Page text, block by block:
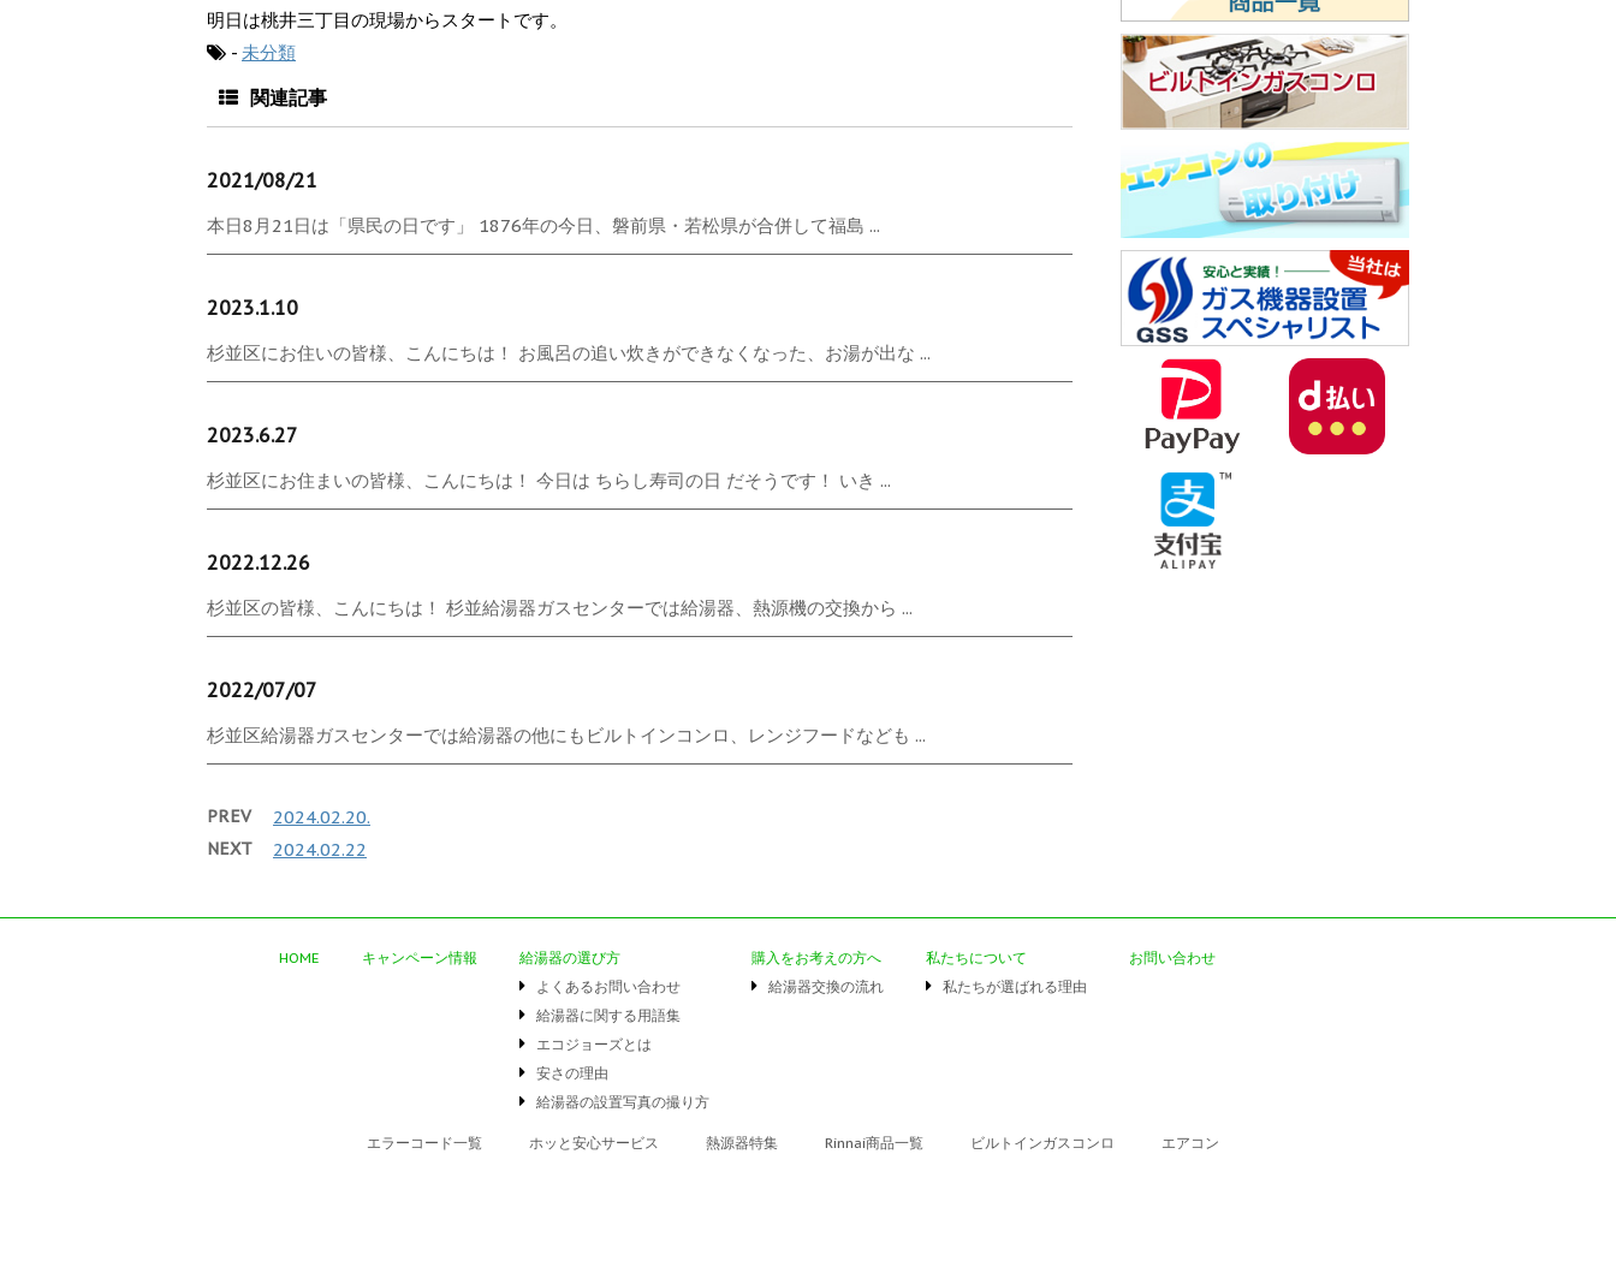
明日は桃井三丁目の現場からスタートです。
- 未分類
関連記事
2021/08/21
本日8月21日は「県民の日です」 1876年の今日、磐前県・若松県が合併して福島 ...
2023.1.10
杉並区にお住いの皆様、こんにちは！ お風呂の追い炊きができなくなった、お湯が出な ...
2023.6.27
杉並区にお住まいの皆様、こんにちは！ 今日は ちらし寿司の日 だそうです！ いき ...
2022.12.26
杉並区の皆様、こんにちは！ 杉並給湯器ガスセンターでは給湯器、熱源機の交換から ...
2022/07/07
杉並区給湯器ガスセンターでは給湯器の他にもビルトインコンロ、レンジフードなども ...
PREV 2024.02.20.
NEXT 2024.02.22
HOME キャンペーン情報
給湯器の選び方
よくあるお問い合わせ
給湯器に関する用語集
エコジョーズとは
安さの理由
給湯器の設置写真の撮り方
購入をお考えの方へ
給湯器交換の流れ
私たちについて
私たちが選ばれる理由
お問い合わせ
エラーコード一覧 ホッと安心サービス 熱源器特集 Rinnai商品一覧 ビルトインガスコンロ エアコン